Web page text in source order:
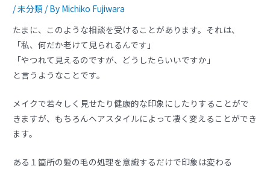
/未分類 / By Michiko Fujiwara
たまに、このような相談を受けることがあります。それは、
「私、何だか老けて見られるんです」
「やつれて見えるのですが、どうしたらいいですか」
と言うようなことです。
メイクで若々しく見せたり健康的な印象にしたりすることがで
きますが、もちろんヘアスタイルによって凄く変えることができ
ます。
ある１箇所の髪の毛の処理を意識するだけで印象は変わる